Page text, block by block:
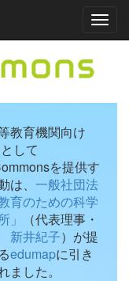
教育機関向け
して
を提供す
は、 一般社団法
育のための科学
」
（代表理事・
新井紀子）が提
edumapに引き
ました。